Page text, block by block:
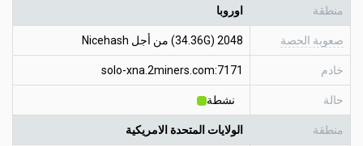
منطقة اوروبا
صعوبة الحصة 2048 (34.36G) من أجل Nicehash
خادم solo-xna.2miners.com:7171
حالة نشطة
منطقة الولايات المتحدة الامريكية